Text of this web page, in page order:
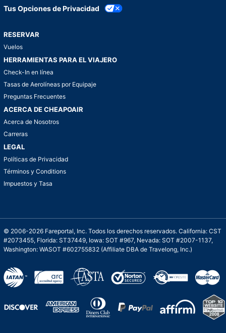
Tus Opciones de Privacidad
RESERVAR
Vuelos
HERRAMIENTAS PARA EL VIAJERO
Check-In en línea
Tasas de Aerolíneas por Equipaje
Preguntas Frecuentes
ACERCA DE CHEAPOAIR
Acerca de Nosotros
Carreras
LEGAL
Políticas de Privacidad
Términos y Conditions
Impuestos y Tasa
© 2006-2026 Fareportal, Inc. Todos los derechos reservados. California: CST
#2073455, Florida: ST37449, Iowa: SOT #967, Nevada: SOT #2007-1137,
Washington: WASOT #602755832 (Affiliate DBA de Travelong, Inc.)